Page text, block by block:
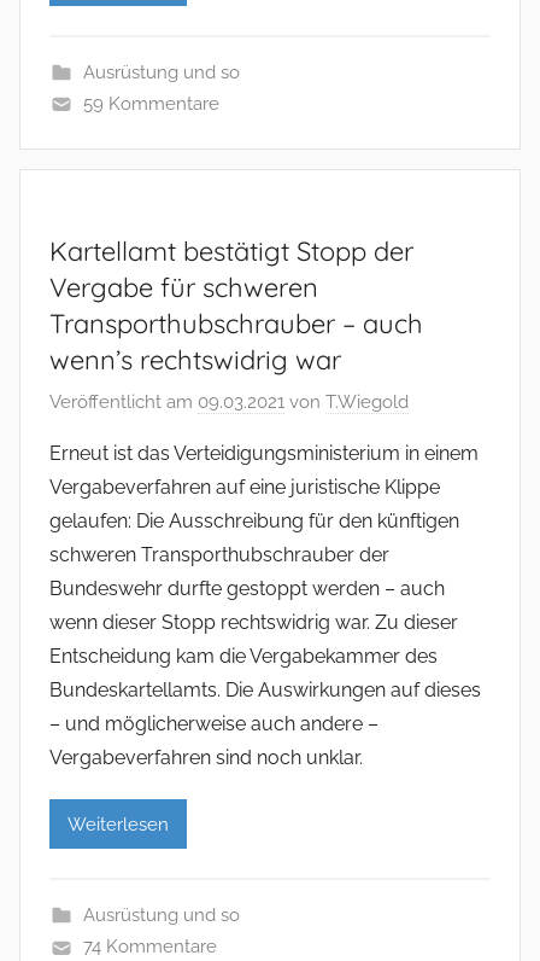
Ausrüstung und so
59 Kommentare
Kartellamt bestätigt Stopp der
Vergabe für schweren
Transporthubschrauber – auch
wenn’s rechtswidrig war
Veröffentlicht am 09.03.2021 von T.Wiegold
Erneut ist das Verteidigungsministerium in einem
Vergabeverfahren auf eine juristische Klippe
gelaufen: Die Ausschreibung für den künftigen
schweren Transporthubschrauber der
Bundeswehr durfte gestoppt werden – auch
wenn dieser Stopp rechtswidrig war. Zu dieser
Entscheidung kam die Vergabekammer des
Bundeskartellamts. Die Auswirkungen auf dieses
– und möglicherweise auch andere –
Vergabeverfahren sind noch unklar.
Weiterlesen
Ausrüstung und so
74 Kommentare